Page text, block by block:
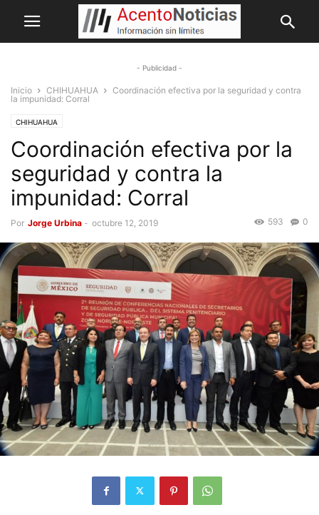
- Publicidad -
Inicio CHIHUAHUA
Coordinación efectiva por la seguridad y contra
la impunidad: Corral
CHIHUAHUA
Coordinación efectiva por la
seguridad y contra la
impunidad: Corral
Por Jorge Urbina - octubre 12, 2019 0
593